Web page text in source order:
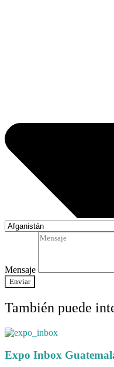
Mensaje
Enviar
También puede
Expo Inbox